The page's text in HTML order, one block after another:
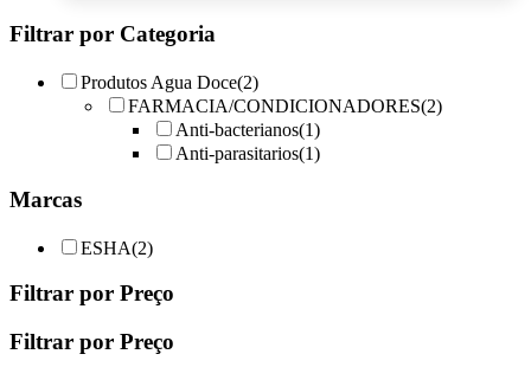
Filtrar por Categoria
Produtos Agua Doce(2)
FARMACIA/CONDICIONADORES(2)
Anti-bacterianos(1)
Anti-parasitarios(1)
Marcas
ESHA(2)
Filtrar por Preço
Filtrar por Preço